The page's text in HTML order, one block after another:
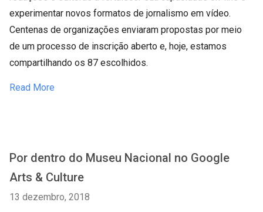
experimentar novos formatos de jornalismo em vídeo.
Centenas de organizações enviaram propostas por meio
de um processo de inscrição aberto e, hoje, estamos
compartilhando os 87 escolhidos.
Read More
Por dentro do Museu Nacional no Google
Arts & Culture
13 dezembro, 2018